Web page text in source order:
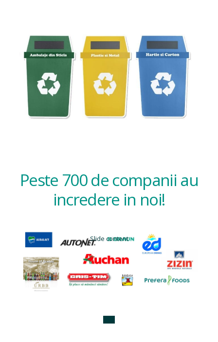
Peste 700 de companii au
incredere in noi!
Slide content